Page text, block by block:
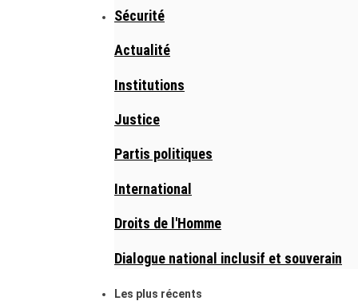
Sécurité
Actualité
Institutions
Justice
Partis politiques
International
Droits de l'Homme
Dialogue national inclusif et souverain
Les plus récents